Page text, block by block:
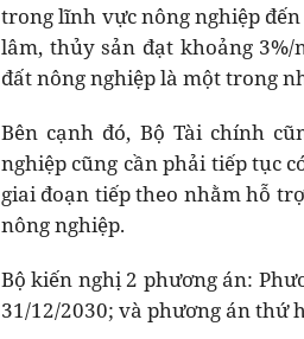
trong lĩnh vực nông nghiệp
lâm, thủy sản đạt khoảng
đất nông nghiệp là một trong
Bên cạnh đó, Bộ Tài chính
nghiệp cũng cần phải tiếp tục
giai đoạn tiếp theo nhằm hỗ
nông nghiệp.
Bộ kiến nghị 2 phương án:
31/12/2030; và phương án thứ